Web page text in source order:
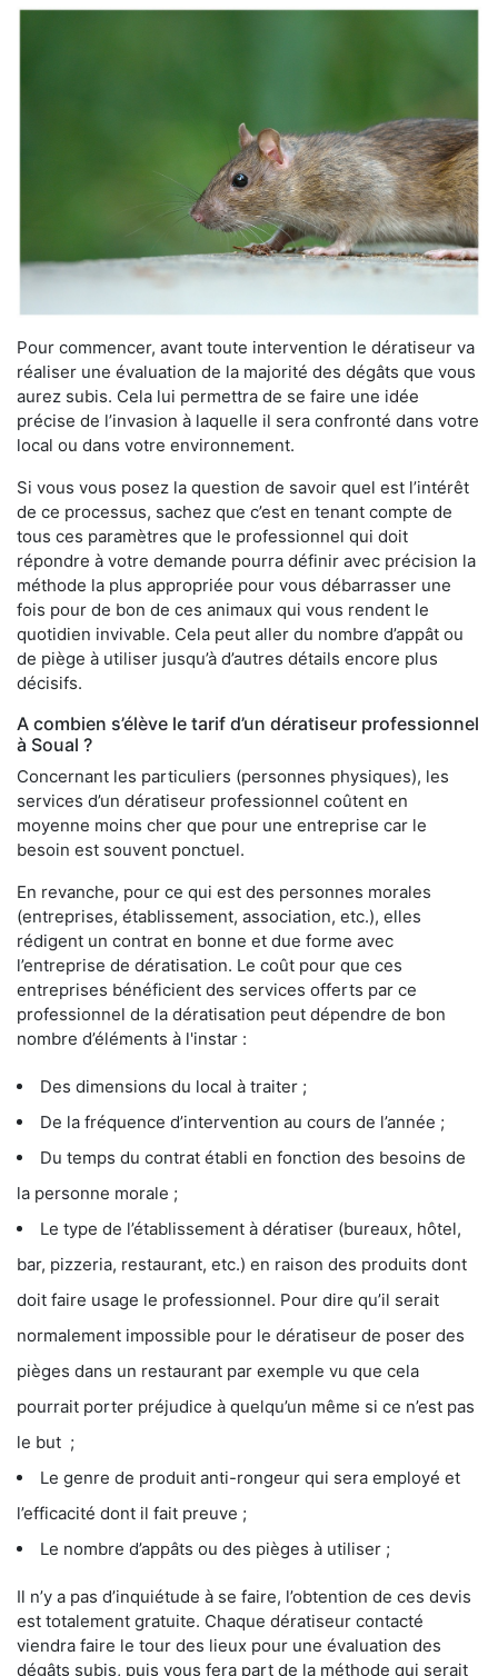
Pour commencer, avant toute intervention le dératiseur va
réaliser une évaluation de la majorité des dégâts que vous
aurez subis. Cela lui permettra de se faire une idée
précise de l’invasion à laquelle il sera confronté dans votre
local ou dans votre environnement.
Si vous vous posez la question de savoir quel est l’intérêt
de ce processus, sachez que c’est en tenant compte de
tous ces paramètres que le professionnel qui doit
répondre à votre demande pourra définir avec précision la
méthode la plus appropriée pour vous débarrasser une
fois pour de bon de ces animaux qui vous rendent le
quotidien invivable. Cela peut aller du nombre d’appât ou
de piège à utiliser jusqu’à d’autres détails encore plus
décisifs.
A combien s’élève le tarif d’un dératiseur professionnel
à Soual ?
Concernant les particuliers (personnes physiques), les
services d’un dératiseur professionnel coûtent en
moyenne moins cher que pour une entreprise car le
besoin est souvent ponctuel.
En revanche, pour ce qui est des personnes morales
(entreprises, établissement, association, etc.), elles
rédigent un contrat en bonne et due forme avec
l’entreprise de dératisation. Le coût pour que ces
entreprises bénéficient des services offerts par ce
professionnel de la dératisation peut dépendre de bon
nombre d’éléments à l'instar :
Des dimensions du local à traiter ;
De la fréquence d’intervention au cours de l’année ;
Du temps du contrat établi en fonction des besoins de
la personne morale ;
Le type de l’établissement à dératiser (bureaux, hôtel,
bar, pizzeria, restaurant, etc.) en raison des produits dont
doit faire usage le professionnel. Pour dire qu’il serait
normalement impossible pour le dératiseur de poser des
pièges dans un restaurant par exemple vu que cela
pourrait porter préjudice à quelqu’un même si ce n’est pas
le but ;
Le genre de produit anti-rongeur qui sera employé et
l’efficacité dont il fait preuve ;
Le nombre d’appâts ou des pièges à utiliser ;
Il n’y a pas d’inquiétude à se faire, l’obtention de ces devis
est totalement gratuite. Chaque dératiseur contacté
viendra faire le tour des lieux pour une évaluation des
dégâts subis, puis vous fera part de la méthode qui serait